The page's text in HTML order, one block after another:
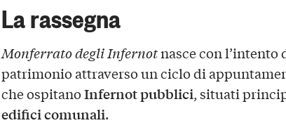
La rassegna
Monferrato degli Infernotnasce con l’intento
patrimonio attraverso un ciclo di
che ospitanoInfernot pubblici, situati
edifici comunali.